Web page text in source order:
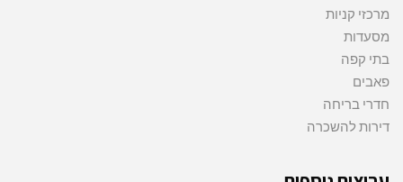
מרכזי קניות
מסעדות
בתי קפה
פאבים
חדרי בריחה
דירות להשכרה